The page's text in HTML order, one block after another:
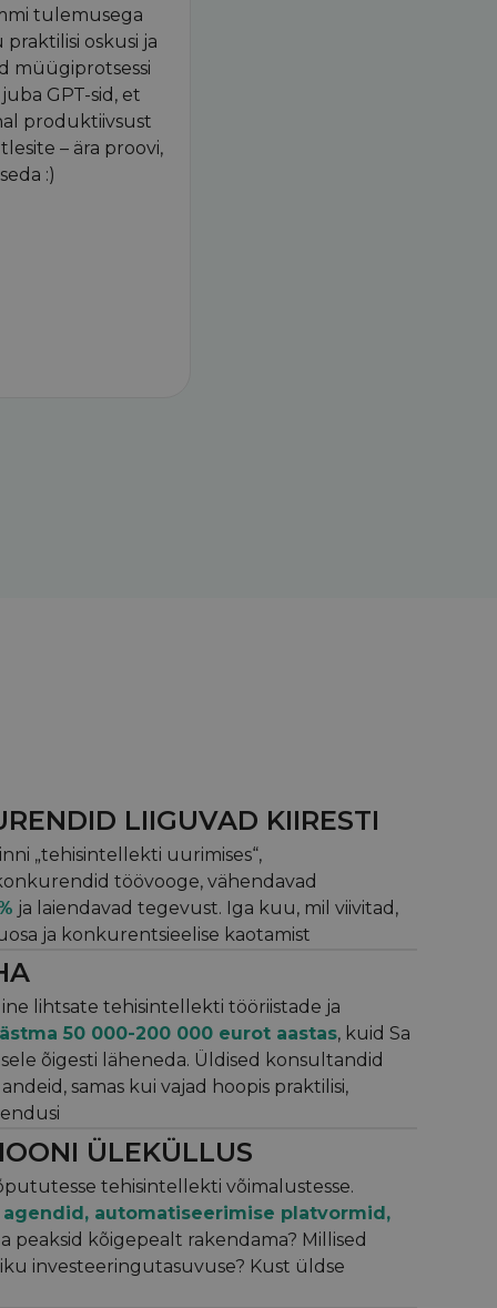
tulemusega
oskusi ja
müügiprotsessi
GPT-sid, et
produktiivsust
– ära proovi,
:)
LIIGUVAD KIIRESTI
„tehisintellekti uurimises“,
töövooge, vähendavad
ja laiendavad tegevust. Iga kuu, mil viivitad,
ja konkurentsieelise kaotamist
lihtsate tehisintellekti tööriistade ja
50 000-200 000 eurot aastas, kuid Sa
õigesti läheneda. Üldised konsultandid
samas kui vajad hoopis praktilisi,
ÜLEKÜLLUS
tehisintellekti võimalustesse.
agendid, automatiseerimise platvormid,
peaksid kõigepealt rakendama? Millised
investeeringutasuvuse? Kust üldse